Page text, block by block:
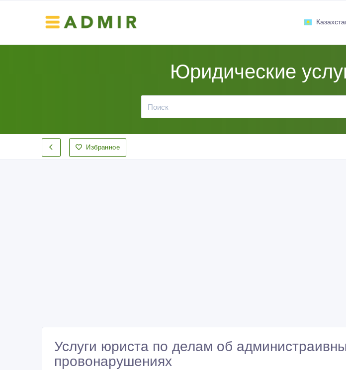
Юридические
Избранное
Услуги юриста по делам об
провонарушениях